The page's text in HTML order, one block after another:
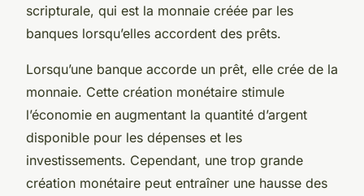
scripturale, qui est la monnaie créée par les
banques lorsqu’elles accordent des prêts.
Lorsqu’une banque accorde un prêt, elle crée de la
monnaie. Cette création monétaire stimule
l’économie en augmentant la quantité d’argent
disponible pour les dépenses et les
investissements. Cependant, une trop grande
création monétaire peut entraîner une hausse des